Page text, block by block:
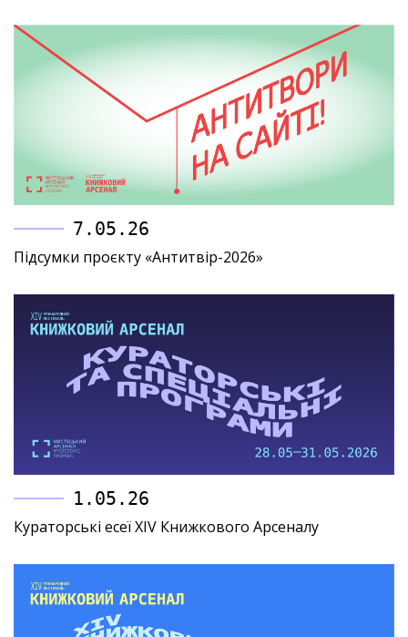
7.05.26
Підсумки проєкту «Антитвір-2026»
1.05.26
Кураторські есеї XIV Книжкового Арсеналу